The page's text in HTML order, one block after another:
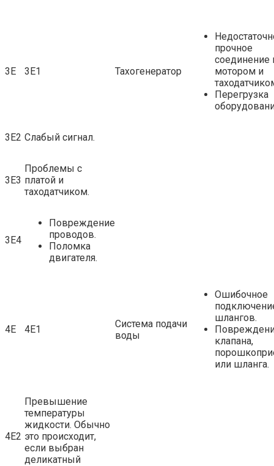
3Е 3Е1 Тахогенератор
прочное
мотором и
Перегрузка
3Е2 Слабый сигнал.
3Е3
Проблемы с
платой и
таходатчиком.
3Е4
Повреждение
проводов.
Поломка
двигателя.
4Е 4Е1
Система подачи
воды
Ошибочное
шлангов.
клапана,
или шланга.
4Е2
Превышение
температуры
жидкости. Обычно
это происходит,
если выбран
деликатный